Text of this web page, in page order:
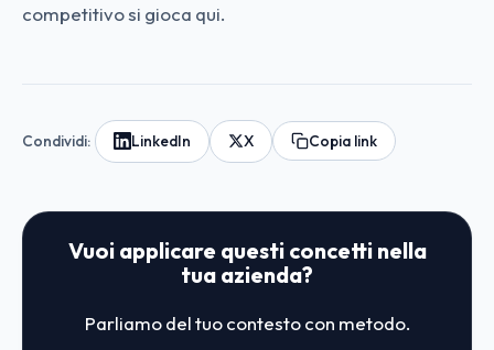
competitivo si gioca qui.
Condividi: LinkedIn X Copia link
Vuoi applicare questi concetti nella
tua azienda?
Parliamo del tuo contesto con metodo.